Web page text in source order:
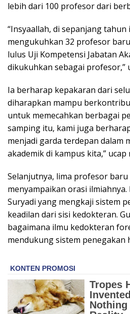
lebih dari 100 profesor dari
“Insyaallah, di sepanjang tahun
mengukuhkan 32 profesor
lulus Uji Kompetensi Jabatan
dikukuhkan sebagai profesor,”
Ia berharap kepakaran dari
diharapkan mampu
untuk memecahkan berbagai
samping itu, kami juga
menjadi garda terdepan dalam
akademik di kampus kita,” ucap
Selanjutnya, lima profesor
menyampaikan orasi
Suryadi yang mengkaji sistem
keadilan dari sisi kedokteran.
bagaimana ilmu kedokteran
mendukung sistem penegakan